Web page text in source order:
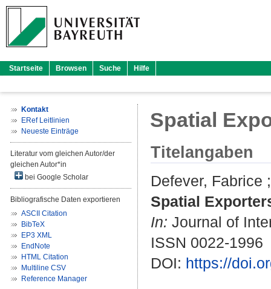
Startseite Browsen Suche Hilfe
Kontakt
ERef Leitlinien
Neueste Einträge
Literatur vom gleichen Autor/der
gleichen Autor*in
bei Google Scholar
Bibliografische Daten exportieren
ASCII Citation
BibTeX
EP3 XML
EndNote
HTML Citation
Multiline CSV
Reference Manager
Spatial
Titelangaben
Defever, Fabrice
Spatial
In: Journal of
ISSN 0022-1996
DOI: https://